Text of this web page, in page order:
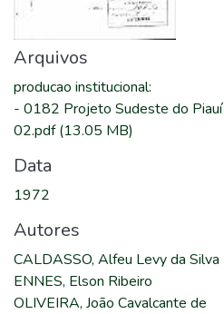
Arquivos
producao institucional:
- 0182 Projeto Sudeste do
02.pdf(13.05 MB)
Data
1972
Autores
CALDASSO, Alfeu Levy da Silva
ENNES, Elson Ribeiro
OLIVEIRA, João Cavalcante de